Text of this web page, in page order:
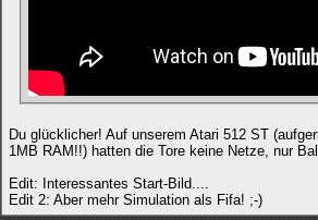
Du glücklicher! Auf unserem Atari 512 ST
1MB RAM!!) hatten die Tore keine Netze, nur
Edit: Interessantes Start-Bild....
Edit 2: Aber mehr Simulation als Fifa! ;-)